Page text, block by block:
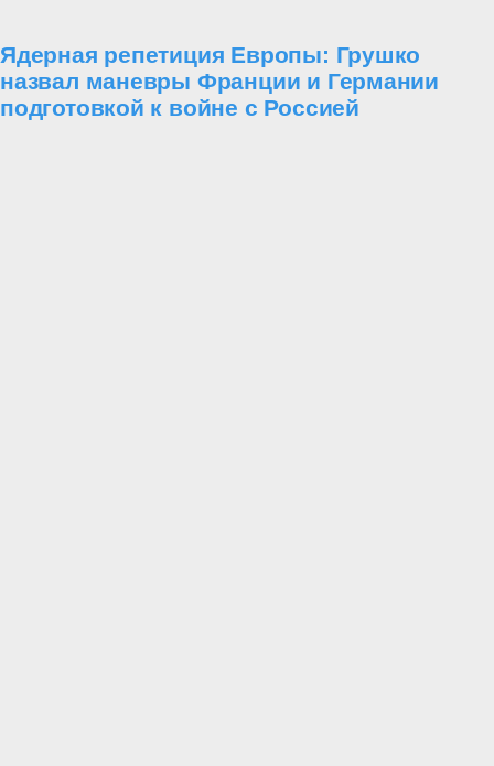
Ядерная репетиция Европы: Грушко
назвал маневры Франции и Германии
подготовкой к войне с Россией